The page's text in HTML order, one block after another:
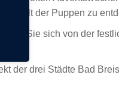
Welt der Puppen zu
Sie sich von der
der drei Städte Bad